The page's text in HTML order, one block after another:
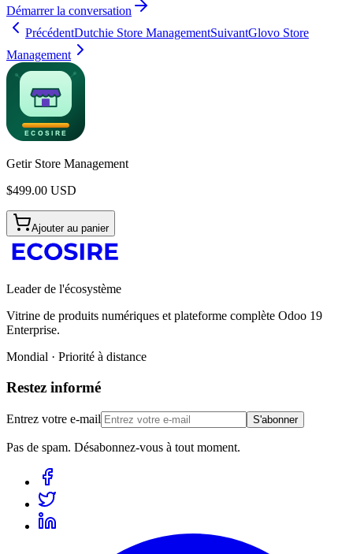
Démarrer la conversation
PrécédentDutchie Store ManagementSuivantGlovo Store
Management
Getir Store Management
$499.00 USD
Ajouter au panier
Leader de l'écosystème
Vitrine de produits numériques et plateforme complète Odoo 19
Enterprise.
Mondial · Priorité à distance
Restez informé
Entrez votre e-mail S'abonner
Pas de spam. Désabonnez-vous à tout moment.